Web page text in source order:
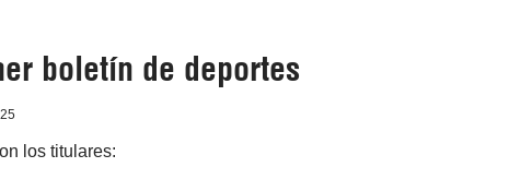
boletín de deportes
los titulares: